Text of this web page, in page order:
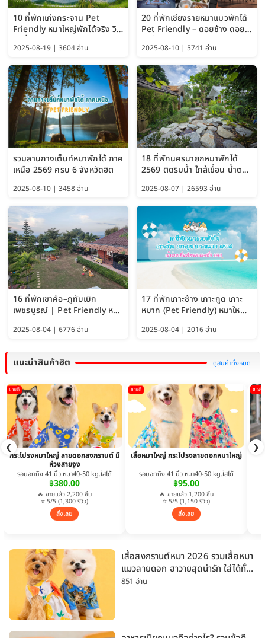
10 ที่พักแก่งกระจาน Pet
Friendly หมาใหญ่พักได้จริง วิว
2025-08-19 | 3604 อ่าน
20 ที่พักเชียงรายหมาแมวพักได้
Pet Friendly – ดอยช้าง ดอย
2025-08-10 | 5741 อ่าน
รวมลานกางเต็นท์หมาพักได้ ภาค
เหนือ 2569 ครบ 6 จังหวัดฮิต
2025-08-10 | 3458 อ่าน
18 ที่พักนครนายกหมาพักได้
2569 ติดริมน้ำ ใกล้เขื่อน น้ำตก
Pet Friendly และหมาใหญ่พัก
ได้
2025-08-07 | 26593 อ่าน
16 ที่พักเขาค้อ–ภูทับเบิก
เพชรบูรณ์ | Pet Friendly หมา
2025-08-04 | 6776 อ่าน
17 ที่พักเกาะช้าง เกาะกูด เกาะ
หมาก (Pet Friendly) หมาใหญ่
2025-08-04 | 2016 อ่าน
แนะนำสินค้าฮิต ดูสินค้าทั้งหมด
❮ ❯
ขายดี
กระโปรงหมาใหญ่ ลายดอกสงกรานต์ มี
ห่วงสายจูง
รอบอกถึง 41 นิ้ว หมา40-50 kg.ใส่ได้
฿380.00
🔥 ขายแล้ว 2,200 ชิ้น
⭐ 5/5 (1,300 รีวิว)
สั่งเลย
ขายดี
เสื้อหมาใหญ่ กระโปรงลายดอกหมาใหญ่
รอบอกถึง 41 นิ้ว หมา40-50 kg.ใส่ได้
฿95.00
🔥 ขายแล้ว 1,200 ชิ้น
⭐ 5/5 (1,150 รีวิว)
สั่งเลย
ขายดี
เสื้อสงกรานต์หมา 2026 รวมเสื้อหมา
แมวลายดอก ฮาวายสุดน่ารัก ใส่ได้ทั้ง
หมาเล็กและหมาใหญ่
851 อ่าน